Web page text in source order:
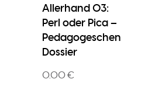
Allerhand 03:
Perl oder Pica –
Pedagogeschen
Dossier
0.00 €